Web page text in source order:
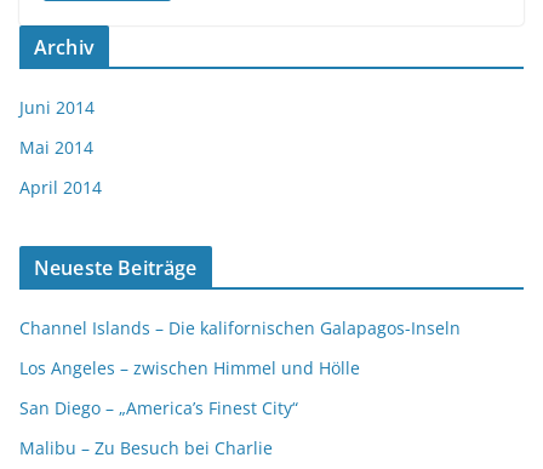
Archiv
Juni 2014
Mai 2014
April 2014
Neueste Beiträge
Channel Islands – Die kalifornischen Galapagos-Inseln
Los Angeles – zwischen Himmel und Hölle
San Diego – „America’s Finest City“
Malibu – Zu Besuch bei Charlie